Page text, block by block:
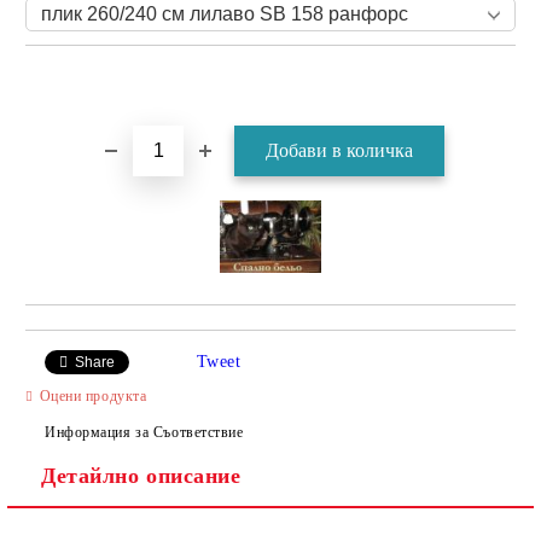
Share Tweet
Оцени продукта
Информация за Съответствие
Детайлно описание